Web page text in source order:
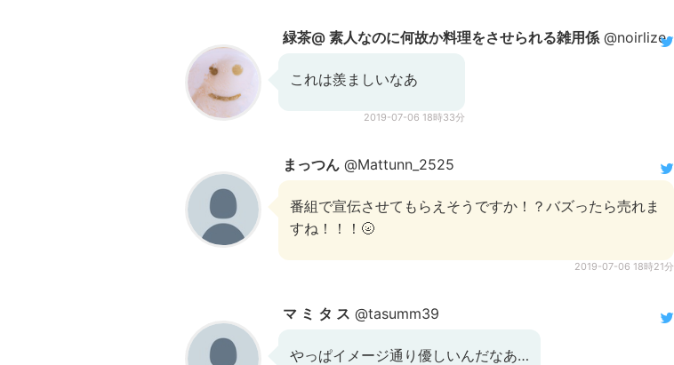
緑茶@ 素人なのに何故か料理をさせられる雑用係@noirlize
これは羨ましいなあ
2019-07-06 18時33分
まっつん @Mattunn_2525
番組で宣伝させてもらえそうですか！？バズったら売れま
すね！！！🌝
2019-07-06 18時21分
マ ミ タ ス @tasumm39
やっぱイメージ通り優しいんだなあ…